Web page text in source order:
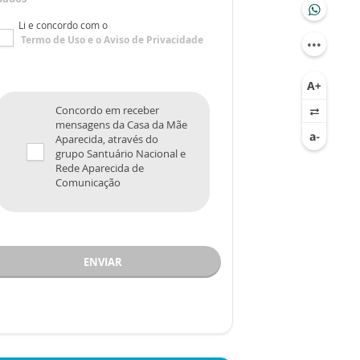
Li e concordo com o
Termo de Usoe oAviso de Privacidade
Concordo em receber
mensagens da Casa da Mãe
Aparecida, através do
grupo Santuário Nacional e
Rede Aparecida de
Comunicação
ENVIAR